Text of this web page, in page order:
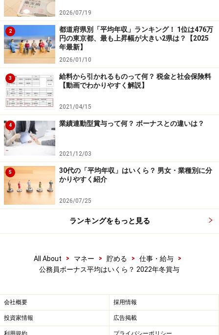
ちなみに、令和4年の人事院勧告とは、2022年8月に発表
されました。この人事院勧告は、国家公務員の給与やボ
ーナスが民間の給与とかけ離れないように、2021年8月
から2022年7月までに支給された民間の給与、ボーナス
と比較します。その結果をもとに、俸給制度や諸手当制
度の見直しを勧告し、給与法の改定をうながすもので
す。この人事院勧告にもとづき、2022年11月11日の参院
本会議で改正給与法が可決、成立しました。令和4年の
人事院勧告は以下となります。
■ボーナスを引き上げ（0.1カ月分増）
期末・勤勉手当の年間支給月数を0.1月増加、4.40カ月に
改定
■俸給月額0.23％増
国家公務員給与と民間給与との較差921円（0.23％）を
2026/07/19
2
都道府県別「平均年収」ランキング！ 1位は476万
円の東京都、最も上昇幅が大きい2県は？【2025
年最新】
2026/01/10
3
給料から引かれるものって何？ 税金と社会保険料
【動画でわかりやすく解説】
2021/04/15
4 業績連動型賞与って何？ ボーナスとの違いは？
2021/12/03
5
30代の「平均年収」はいくら？ 男女・業種別に分
かりやすく紹介
2026/07/25
ランキングをもっと見る
All About > マネー > 貯める > 仕事・給与
>
公務員ボーナス平均はいくら？ 2022年冬賞与
会社概要 採用情報
投資家情報 広告掲載